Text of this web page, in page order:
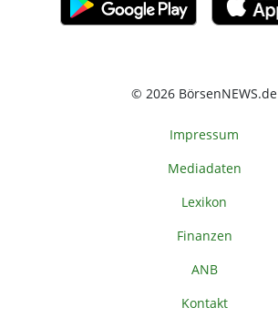
© 2026 BörsenNEWS.de
Impressum
Mediadaten
Lexikon
Finanzen
ANB
Kontakt